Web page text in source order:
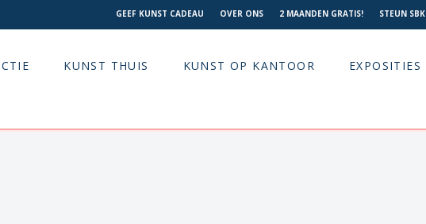
GEEF KUNST CADEAU OVER ONS 2 MAANDEN GRATIS! STEUN SBK
KUNST THUIS KUNST OP KANTOOR EXPOSITIES